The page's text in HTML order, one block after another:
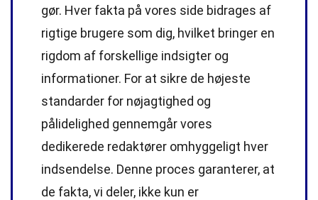
gør. Hver fakta på vores side bidrages af
rigtige brugere som dig, hvilket bringer en
rigdom af forskellige indsigter og
informationer. For at sikre de højeste
standarder for nøjagtighed og
pålidelighed gennemgår vores
dedikerede redaktører omhyggeligt hver
indsendelse. Denne proces garanterer, at
de fakta, vi deler, ikke kun er